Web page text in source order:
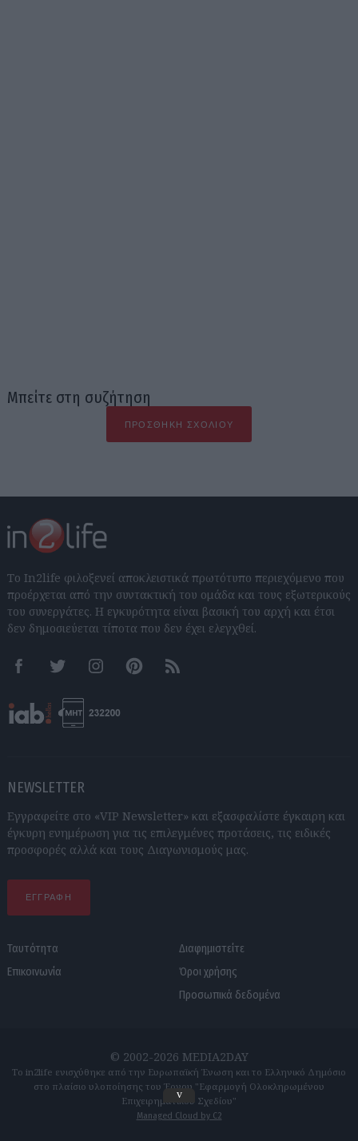
Μπείτε στη συζήτηση
ΠΡΟΣΘΉΚΗ ΣΧΟΛΊΟΥ
Το In2life φιλοξενεί αποκλειστικά πρωτότυπο περιεχόμενο που
προέρχεται από την συντακτική του ομάδα και τους εξωτερικούς
του συνεργάτες. Η εγκυρότητα είναι βασική του αρχή και έτσι
δεν δημοσιεύεται τίποτα που δεν έχει ελεγχθεί.
FacebookTwitter InstagramPinterestRSS feeds
NEWSLETTER
Εγγραφείτε στο «VIP Newsletter» και εξασφαλίστε έγκαιρη και
έγκυρη ενημέρωση για τις επιλεγμένες προτάσεις, τις ειδικές
προσφορές αλλά και τους Διαγωνισμούς μας.
ΕΓΓΡΑΦΗ
Ταυτότητα
Επικοινωνία
Διαφημιστείτε
Όροι χρήσης
Προσωπικά δεδομένα
© 2002-2026 MEDIA2DAY
Το in2life ενισχύθηκε από την Ευρωπαϊκή Ένωση και το Ελληνικό Δημόσιο
στο πλαίσιο υλοποίησης του Έργου "Εφαρμογή Ολοκληρωμένου
Επιχειρηματικού Σχεδίου"
Managed Cloud by C2
v